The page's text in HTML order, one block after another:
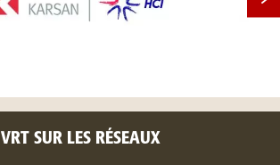
VRT SUR LES RÉSEAUX